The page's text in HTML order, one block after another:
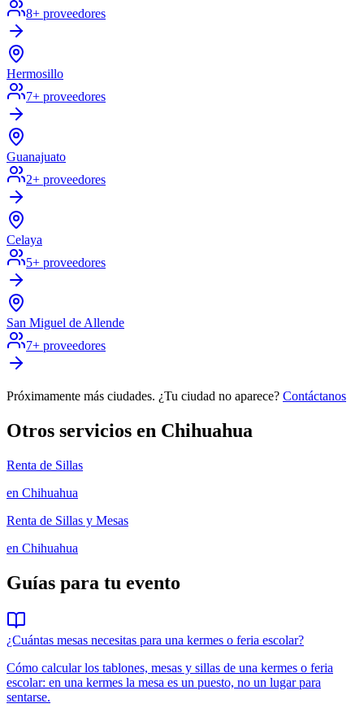
8+ proveedores
Hermosillo
7+ proveedores
Guanajuato
2+ proveedores
Celaya
5+ proveedores
San Miguel de Allende
7+ proveedores
Próximamente más ciudades. ¿Tu ciudad no aparece? Contáctanos
Otros servicios en Chihuahua
Renta de Sillas
en Chihuahua
Renta de Sillas y Mesas
en Chihuahua
Guías para tu evento
¿Cuántas mesas necesitas para una kermes o feria escolar?
Cómo calcular los tablones, mesas y sillas de una kermes o feria
escolar: en una kermes la mesa es un puesto, no un lugar para
sentarse.